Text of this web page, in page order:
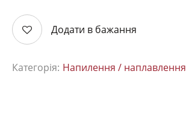
Додати в бажання
Категорія: Напилення / наплавлення